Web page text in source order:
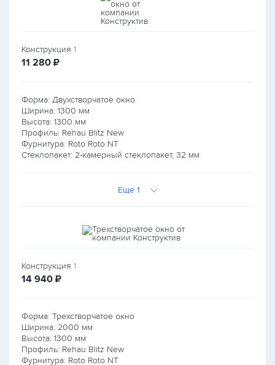
Конструкция 1
11 280 руб.
₽
Форма: Двухстворчатое окно
Ширина: 1300 мм
Высота: 1300 мм
Профиль: Rehau Blitz New
Фурнитура: Roto Roto NT
Стеклопакет: 2-камерный стеклопакет, 32 мм
Еще 1
Конструкция 1
14 940 руб.
₽
Форма: Трехстворчатое окно
Ширина: 2000 мм
Высота: 1300 мм
Профиль: Rehau Blitz New
Фурнитура: Roto Roto NT